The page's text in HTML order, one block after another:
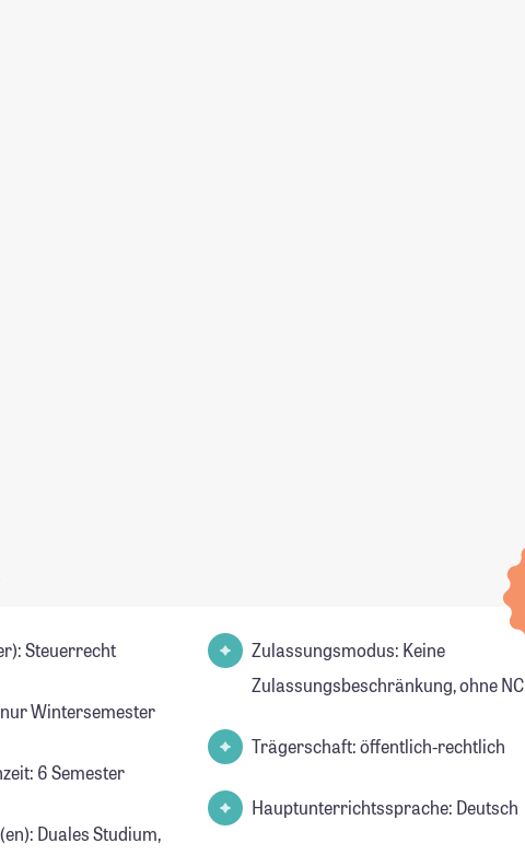
Studienfeld(er): Steuerrecht
Wintersemester
6 Semester
Duales Studium,
Zulassungsmodus: Keine
Zulassungsbeschränkung, ohne NC
Trägerschaft: öffentlich-rechtlich
Hauptunterrichtssprache: Deutsch